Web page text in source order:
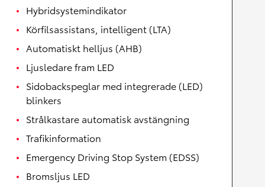
Hybridsystemindikator
Körfilsassistans, intelligent (LTA)
Automatiskt helljus (AHB)
Ljusledare fram LED
Sidobackspeglar med integrerade (LED)
blinkers
Strålkastare automatisk avstängning
Trafikinformation
Emergency Driving Stop System (EDSS)
Bromsljus LED